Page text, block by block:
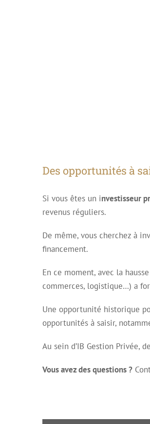
Des opportunités à
Si vous êtes un investisseur
revenus réguliers.
De même, vous cherchez à
financement.
En ce moment, avec la
commerces, logistique…) a
Une opportunité historique
opportunités à saisir,
Au sein d’IB Gestion Privée,
Vous avez des questions ?